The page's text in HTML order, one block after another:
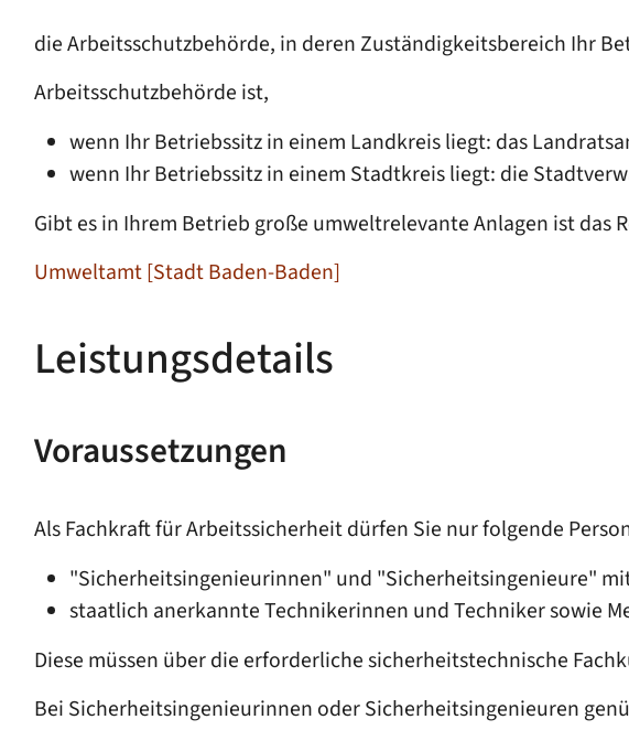
die Arbeitsschutzbehörde, in deren Zuständigkeitsbereich Ihr
Arbeitsschutzbehörde ist,
wenn Ihr Betriebssitz in einem Landkreis liegt: das
wenn Ihr Betriebssitz in einem Stadtkreis liegt: die
Gibt es in Ihrem Betrieb große umweltrelevante Anlagen ist
Umweltamt [Stadt Baden-Baden]
Leistungsdetails
Voraussetzungen
Als Fachkraft für Arbeitssicherheit dürfen Sie nur folgende
"Sicherheitsingenieurinnen" und "Sicherheitsingenieure"
staatlich anerkannte Technikerinnen und Techniker sowie
Diese müssen über die erforderliche sicherheitstechnische
Bei Sicherheitsingenieurinnen oder Sicherheitsingenieuren